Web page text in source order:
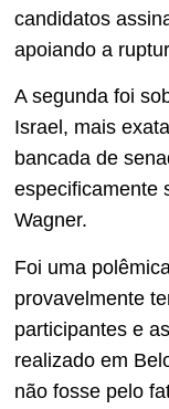
candidatos
apoiando a
A segunda foi
Israel, mais
bancada de
especificamente
Wagner.
Foi uma
provavelmente
participantes e
realizado em
não fosse pelo